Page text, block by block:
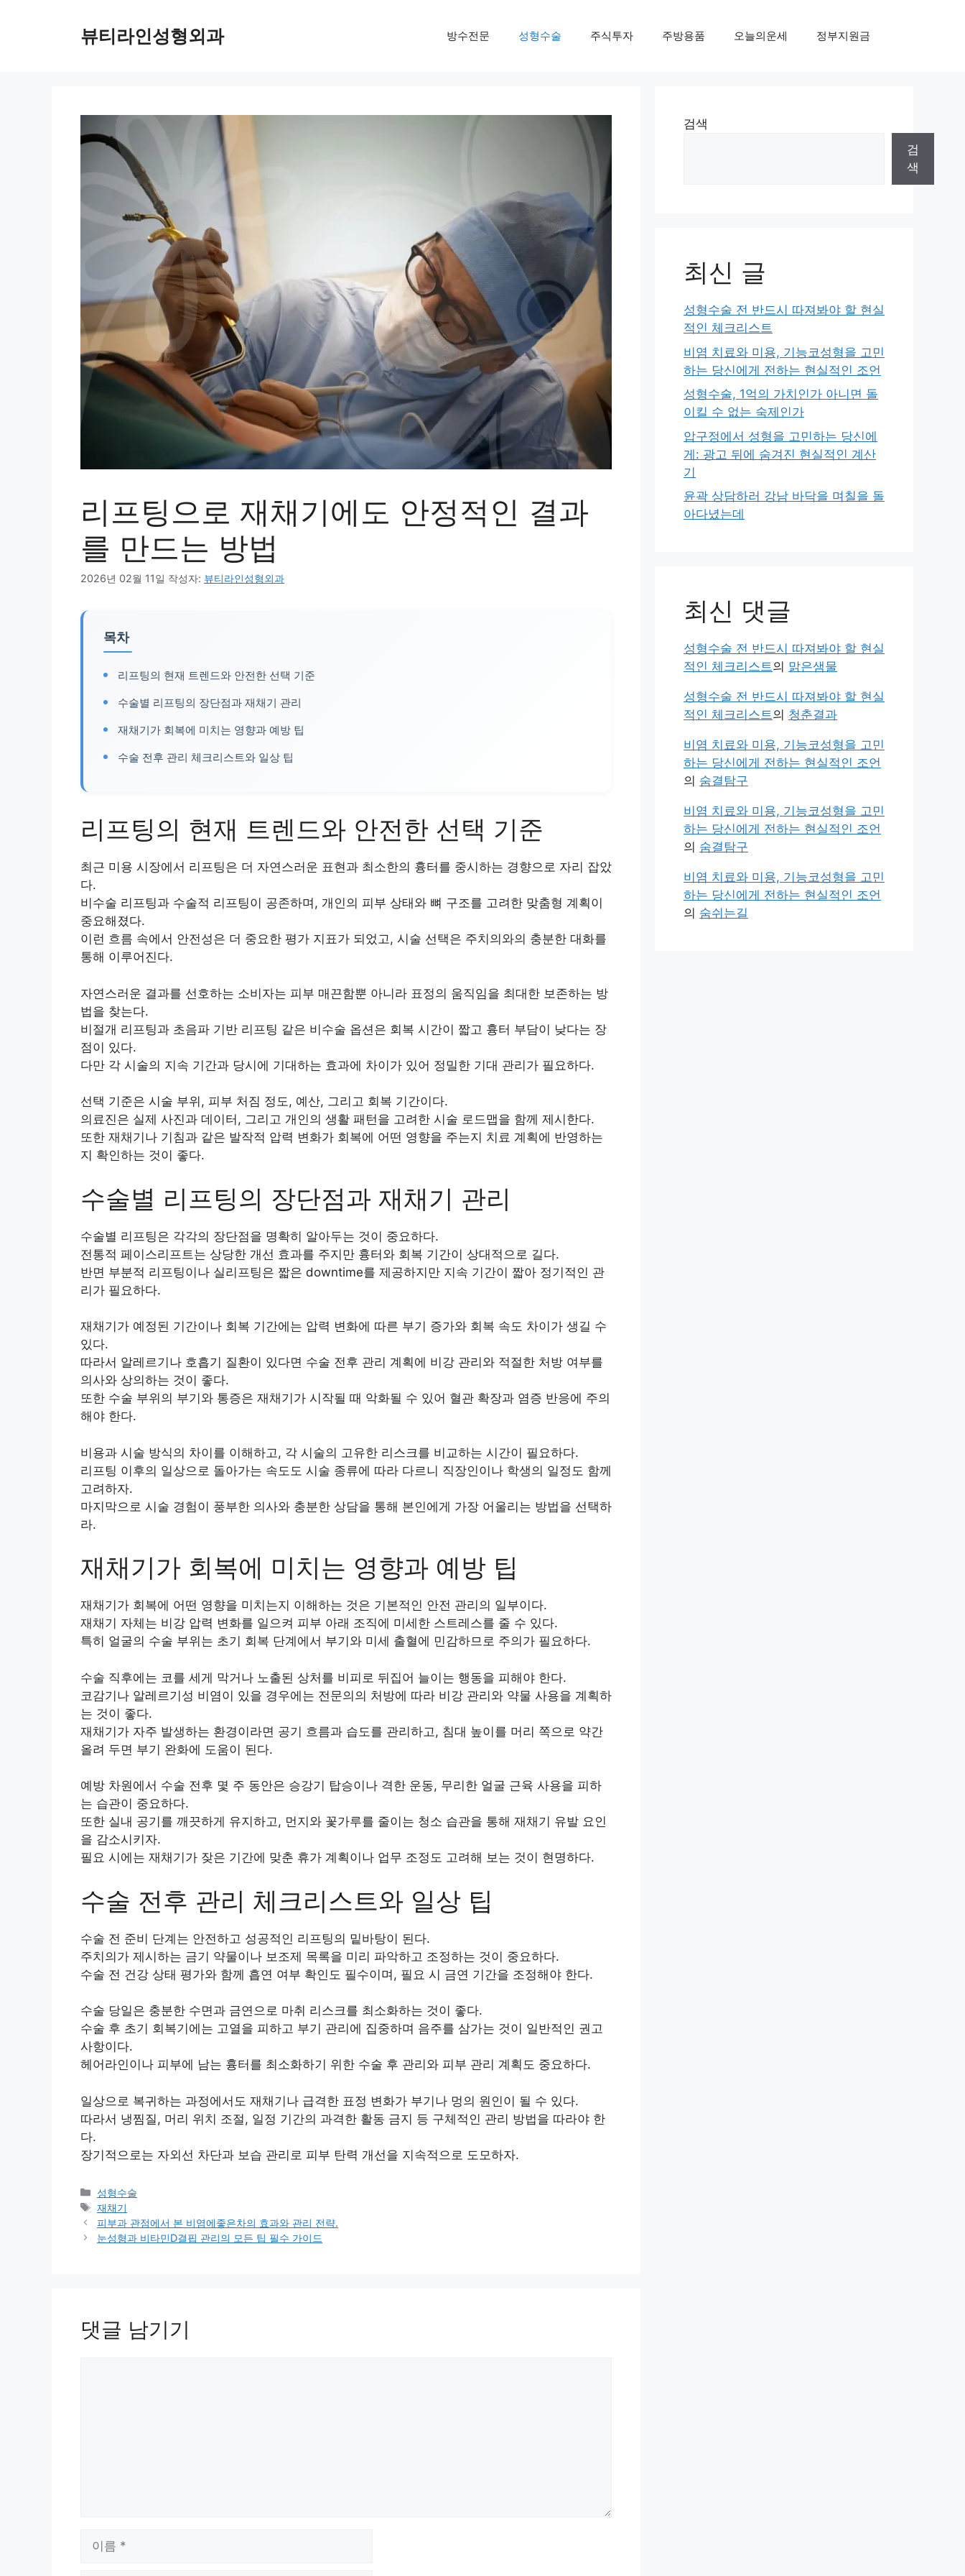
뷰티라인성형외과 방수전문 성형수술 주식투자 주방용품 오늘의운세 정부지원금
리프팅으로 재채기에도 안정적인 결과
를 만드는 방법
2026년 02월 11일 작성자: 뷰티라인성형외과
목차
리프팅의 현재 트렌드와 안전한 선택 기준
수술별 리프팅의 장단점과 재채기 관리
재채기가 회복에 미치는 영향과 예방 팁
수술 전후 관리 체크리스트와 일상 팁
리프팅의 현재 트렌드와 안전한 선택 기준
최근 미용 시장에서 리프팅은 더 자연스러운 표현과 최소한의 흉터를 중시하는 경향으로 자리 잡았
다.
비수술 리프팅과 수술적 리프팅이 공존하며, 개인의 피부 상태와 뼈 구조를 고려한 맞춤형 계획이
중요해졌다.
이런 흐름 속에서 안전성은 더 중요한 평가 지표가 되었고, 시술 선택은 주치의와의 충분한 대화를
통해 이루어진다.
자연스러운 결과를 선호하는 소비자는 피부 매끈함뿐 아니라 표정의 움직임을 최대한 보존하는 방
법을 찾는다.
비절개 리프팅과 초음파 기반 리프팅 같은 비수술 옵션은 회복 시간이 짧고 흉터 부담이 낮다는 장
점이 있다.
다만 각 시술의 지속 기간과 당시에 기대하는 효과에 차이가 있어 정밀한 기대 관리가 필요하다.
선택 기준은 시술 부위, 피부 처짐 정도, 예산, 그리고 회복 기간이다.
의료진은 실제 사진과 데이터, 그리고 개인의 생활 패턴을 고려한 시술 로드맵을 함께 제시한다.
또한 재채기나 기침과 같은 발작적 압력 변화가 회복에 어떤 영향을 주는지 치료 계획에 반영하는
지 확인하는 것이 좋다.
수술별 리프팅의 장단점과 재채기 관리
수술별 리프팅은 각각의 장단점을 명확히 알아두는 것이 중요하다.
전통적 페이스리프트는 상당한 개선 효과를 주지만 흉터와 회복 기간이 상대적으로 길다.
반면 부분적 리프팅이나 실리프팅은 짧은 downtime를 제공하지만 지속 기간이 짧아 정기적인 관
리가 필요하다.
재채기가 예정된 기간이나 회복 기간에는 압력 변화에 따른 부기 증가와 회복 속도 차이가 생길 수
있다.
따라서 알레르기나 호흡기 질환이 있다면 수술 전후 관리 계획에 비강 관리와 적절한 처방 여부를
의사와 상의하는 것이 좋다.
또한 수술 부위의 부기와 통증은 재채기가 시작될 때 악화될 수 있어 혈관 확장과 염증 반응에 주의
해야 한다.
비용과 시술 방식의 차이를 이해하고, 각 시술의 고유한 리스크를 비교하는 시간이 필요하다.
리프팅 이후의 일상으로 돌아가는 속도도 시술 종류에 따라 다르니 직장인이나 학생의 일정도 함께
고려하자.
마지막으로 시술 경험이 풍부한 의사와 충분한 상담을 통해 본인에게 가장 어울리는 방법을 선택하
라.
재채기가 회복에 미치는 영향과 예방 팁
재채기가 회복에 어떤 영향을 미치는지 이해하는 것은 기본적인 안전 관리의 일부이다.
재채기 자체는 비강 압력 변화를 일으켜 피부 아래 조직에 미세한 스트레스를 줄 수 있다.
특히 얼굴의 수술 부위는 초기 회복 단계에서 부기와 미세 출혈에 민감하므로 주의가 필요하다.
수술 직후에는 코를 세게 막거나 노출된 상처를 비피로 뒤집어 늘이는 행동을 피해야 한다.
코감기나 알레르기성 비염이 있을 경우에는 전문의의 처방에 따라 비강 관리와 약물 사용을 계획하
는 것이 좋다.
재채기가 자주 발생하는 환경이라면 공기 흐름과 습도를 관리하고, 침대 높이를 머리 쪽으로 약간
올려 두면 부기 완화에 도움이 된다.
예방 차원에서 수술 전후 몇 주 동안은 승강기 탑승이나 격한 운동, 무리한 얼굴 근육 사용을 피하
는 습관이 중요하다.
또한 실내 공기를 깨끗하게 유지하고, 먼지와 꽃가루를 줄이는 청소 습관을 통해 재채기 유발 요인
을 감소시키자.
필요 시에는 재채기가 잦은 기간에 맞춘 휴가 계획이나 업무 조정도 고려해 보는 것이 현명하다.
수술 전후 관리 체크리스트와 일상 팁
수술 전 준비 단계는 안전하고 성공적인 리프팅의 밑바탕이 된다.
주치의가 제시하는 금기 약물이나 보조제 목록을 미리 파악하고 조정하는 것이 중요하다.
수술 전 건강 상태 평가와 함께 흡연 여부 확인도 필수이며, 필요 시 금연 기간을 조정해야 한다.
수술 당일은 충분한 수면과 금연으로 마취 리스크를 최소화하는 것이 좋다.
수술 후 초기 회복기에는 고열을 피하고 부기 관리에 집중하며 음주를 삼가는 것이 일반적인 권고
사항이다.
헤어라인이나 피부에 남는 흉터를 최소화하기 위한 수술 후 관리와 피부 관리 계획도 중요하다.
일상으로 복귀하는 과정에서도 재채기나 급격한 표정 변화가 부기나 멍의 원인이 될 수 있다.
따라서 냉찜질, 머리 위치 조절, 일정 기간의 과격한 활동 금지 등 구체적인 관리 방법을 따라야 한
다.
장기적으로는 자외선 차단과 보습 관리로 피부 탄력 개선을 지속적으로 도모하자.
카
테
고
리
성형수술
태
그
재채기
피부과 관점에서 본 비염에좋은차의 효과와 관리 전략.
눈성형과 비타민D결핍 관리의 모든 팁 필수 가이드
댓글 남기기
검색
검
색
최신 글
성형수술 전 반드시 따져봐야 할 현실
적인 체크리스트
비염 치료와 미용, 기능코성형을 고민
하는 당신에게 전하는 현실적인 조언
성형수술, 1억의 가치인가 아니면 돌
이킬 수 없는 숙제인가
압구정에서 성형을 고민하는 당신에
게: 광고 뒤에 숨겨진 현실적인 계산
기
윤곽 상담하러 강남 바닥을 며칠을 돌
아다녔는데
최신 댓글
성형수술 전 반드시 따져봐야 할 현실
적인 체크리스트의 맑은샘물
성형수술 전 반드시 따져봐야 할 현실
적인 체크리스트의 청춘결과
비염 치료와 미용, 기능코성형을 고민
하는 당신에게 전하는 현실적인 조언
의 숨결탐구
비염 치료와 미용, 기능코성형을 고민
하는 당신에게 전하는 현실적인 조언
의 숨결탐구
비염 치료와 미용, 기능코성형을 고민
하는 당신에게 전하는 현실적인 조언
의 숨쉬는길